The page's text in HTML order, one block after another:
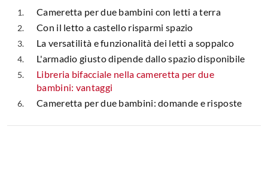
Cameretta per due bambini con letti a terra
Con il letto a castello risparmi spazio
La versatilità e funzionalità dei letti a soppalco
L'armadio giusto dipende dallo spazio disponibile
Libreria bifacciale nella cameretta per due
bambini: vantaggi
Cameretta per due bambini: domande e risposte